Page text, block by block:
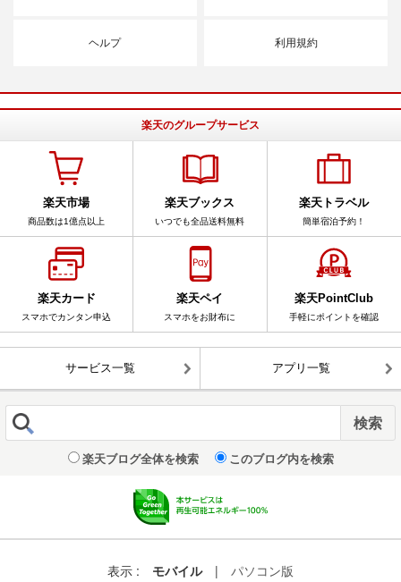
ヘルプ 利用規約
楽天のグループサービス
楽天市場
商品数は1億点以上
楽天ブックス
いつでも全品送料無料
楽天トラベル
簡単宿泊予約！
楽天カード
スマホでカンタン申込
楽天ペイ
スマホをお財布に
楽天PointClub
手軽にポイントを確認
サービス一覧 アプリ一覧
楽天ブログ全体を検索 このブログ内を検索
表示 : モバイル | パソコン版